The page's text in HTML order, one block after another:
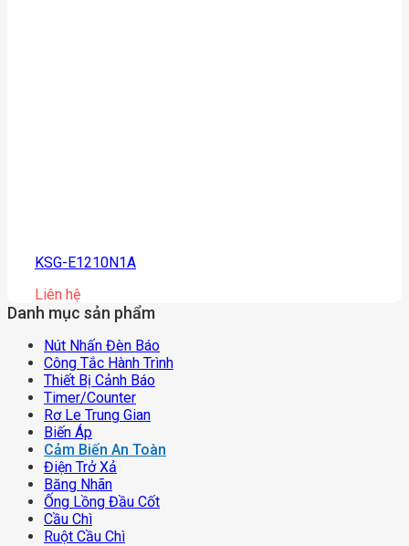
KSG-E1210N1A
Liên hệ
Danh mục sản phẩm
Nút Nhấn Đèn Báo
Công Tắc Hành Trình
Thiết Bị Cảnh Báo
Timer/counter
Rơ Le Trung Gian
Biến Áp
Cảm Biến An Toàn
Điện Trở Xả
Băng Nhãn
Ống Lồng Đầu Cốt
Cầu Chì
Ruột Cầu Chì